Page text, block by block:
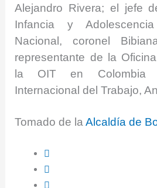
Alejandro Rivera; el jefe
Infancia y
Nacional, coronel
representante de la
la OIT en Colombia
Internacional del Trabajo,
Tomado de laAlcaldía de